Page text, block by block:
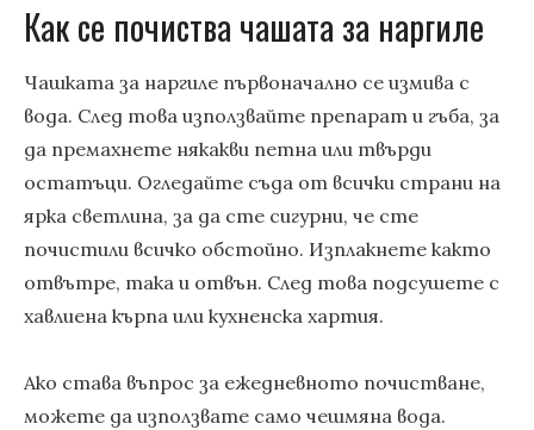
Как се почиства чашата за наргиле
Чашката за наргиле първоначално се измива с
вода. След това използвайте препарат и гъба, за
да премахнете някакви петна или твърди
остатъци. Огледайте съда от всички страни на
ярка светлина, за да сте сигурни, че сте
почистили всичко обстойно. Изплакнете както
отвътре, така и отвън. След това подсушете с
хавлиена кърпа или кухненска хартия.
Ако става въпрос за ежедневното почистване,
можете да използвате само чешмяна вода.